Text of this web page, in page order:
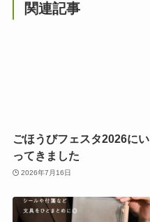
関連記事
ごほうびフェスタ2026にい
ってきました
2026年7月16日